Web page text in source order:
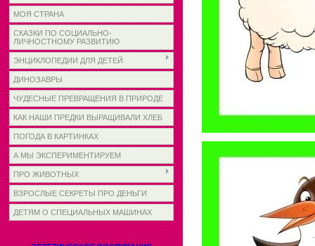
МОЯ СТРАНА
СКАЗКИ ПО СОЦИАЛЬНО-
ЛИЧНОСТНОМУ РАЗВИТИЮ
ЭНЦИКЛОПЕДИИ ДЛЯ ДЕТЕЙ
ДИНОЗАВРЫ
ЧУДЕСНЫЕ ПРЕВРАЩЕНИЯ В ПРИРОДЕ
КАК НАШИ ПРЕДКИ ВЫРАЩИВАЛИ ХЛЕБ
ПОГОДА В КАРТИНКАХ
А МЫ ЭКСПЕРИМЕНТИРУЕМ
ПРО ЖИВОТНЫХ
ВЗРОСЛЫЕ СЕКРЕТЫ ПРО ДЕНЬГИ
ДЕТЯМ О СПЕЦИАЛЬНЫХ МАШИНАХ